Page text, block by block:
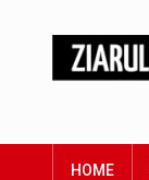
HOME